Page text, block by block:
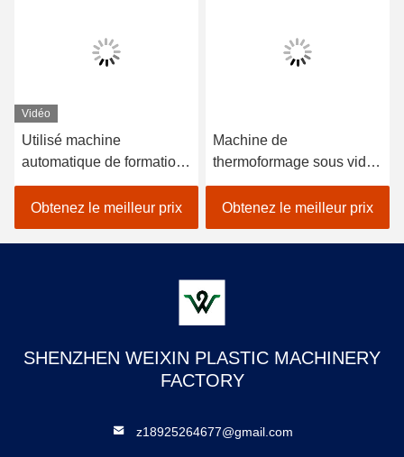
Vidéo
Utilisé machine
automatique de formation
sous vide en plastique à
ampoules pour fabriquer
des plaques jetables
Obtenez le meilleur prix
Machine de
thermoformage sous vide
refroidie à l'eau 220V
380V
Obtenez le meilleur prix
SHENZHEN WEIXIN PLASTIC MACHINERY
FACTORY
z18925264677@gmail.com